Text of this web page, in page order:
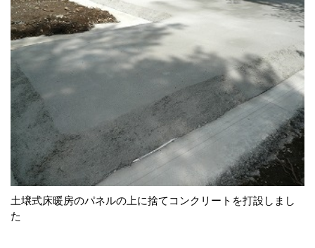
土壌式床暖房のパネルの上に捨てコンクリートを打設しまし
た